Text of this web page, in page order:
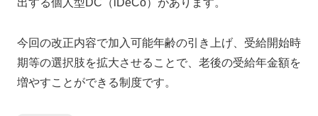
今回の改正内容で加入可能年齢の引き上げ、受給開始時
期等の選択肢を拡大させることで、老後の受給年金額を
増やすことができる制度です。